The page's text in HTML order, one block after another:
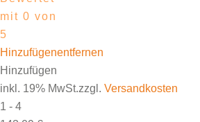
mit 0 von
5
Hinzufügenentfernen
Hinzufügen
inkl. 19% MwSt.zzgl. Versandkosten
1 - 4